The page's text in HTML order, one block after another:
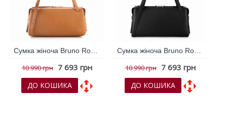
10 990 грн 7 693 грн
ДО КОШИКА
10 990 грн 7 693 грн
ДО КОШИКА